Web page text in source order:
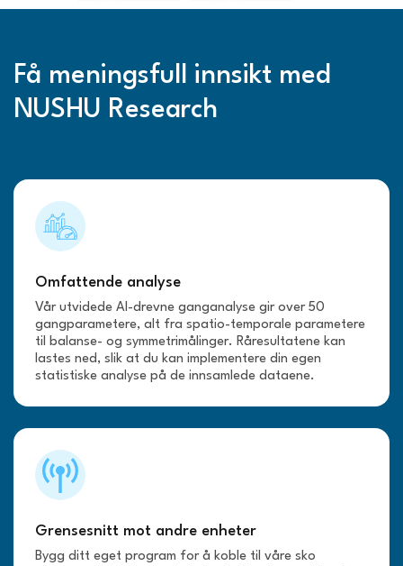
Få meningsfull innsikt med
NUSHU Research
Omfattende analyse
Vår utvidede AI-drevne ganganalyse gir over 50
gangparametere, alt fra spatio-temporale parametere
til balanse- og symmetrimålinger. Råresultatene kan
lastes ned, slik at du kan implementere din egen
statistiske analyse på de innsamlede dataene.
Grensesnitt mot andre enheter
Bygg ditt eget program for å koble til våre sko